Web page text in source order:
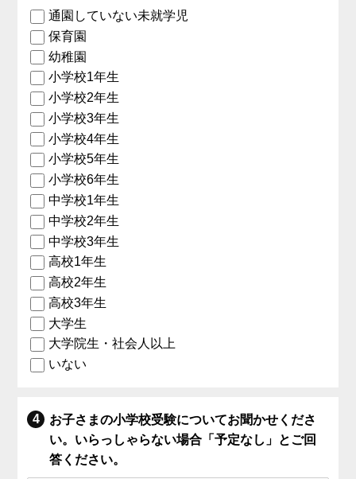
通園していない未就学児
保育園
幼稚園
小学校1年生
小学校2年生
小学校3年生
小学校4年生
小学校5年生
小学校6年生
中学校1年生
中学校2年生
中学校3年生
高校1年生
高校2年生
高校3年生
大学生
大学院生・社会人以上
いない
お子さまの小学校受験についてお聞かせくださ
い。いらっしゃらない場合「予定なし」とご回
答ください。